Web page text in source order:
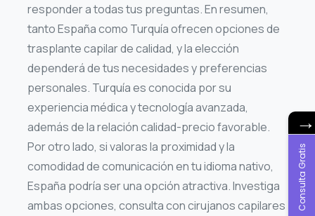
responder a todas tus preguntas. En resumen,
tanto España como Turquía ofrecen opciones de
trasplante capilar de calidad, y la elección
dependerá de tus necesidades y preferencias
personales. Turquía es conocida por su
experiencia médica y tecnología avanzada,
además de la relación calidad-precio favorable.
Por otro lado, si valoras la proximidad y la
comodidad de comunicación en tu idioma nativo,
España podría ser una opción atractiva. Investiga
ambas opciones, consulta con cirujanos capilares
→
Consulta Gratis